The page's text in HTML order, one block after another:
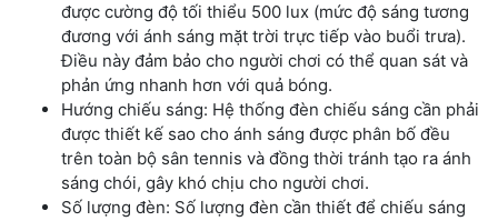
được cường độ tối thiểu 500 lux (mức độ sáng tương
đương với ánh sáng mặt trời trực tiếp vào buổi trưa).
Điều này đảm bảo cho người chơi có thể quan sát và
phản ứng nhanh hơn với quả bóng.
Hướng chiếu sáng: Hệ thống đèn chiếu sáng cần phải
được thiết kế sao cho ánh sáng được phân bố đều
trên toàn bộ sân tennis và đồng thời tránh tạo ra ánh
sáng chói, gây khó chịu cho người chơi.
Số lượng đèn: Số lượng đèn cần thiết để chiếu sáng